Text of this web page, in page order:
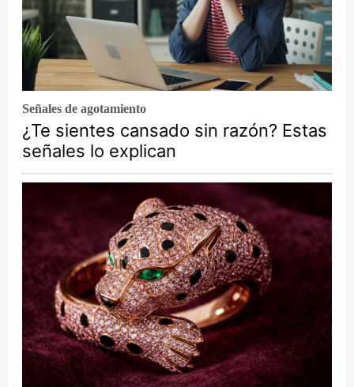
Señales de agotamiento
¿Te sientes cansado sin razón? Estas
señales lo explican